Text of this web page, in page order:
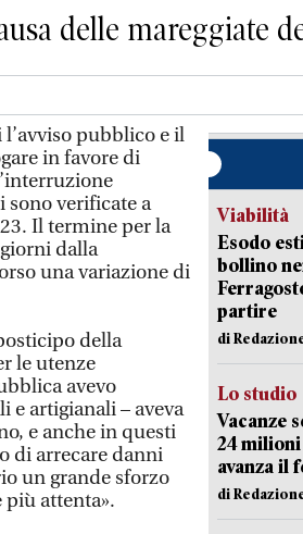
delle mareggiate
pubblico e il
in favore di
sono verificate a
Il termine per la
dalla
una variazione di
della
le utenze
avevo
e artigianali – aveva
e anche in questi
di arrecare danni
un grande sforzo
attenta».
Viabilità
Esodo
bollino
partire
di
Lo studio
Vacanze
24
avanza il
di